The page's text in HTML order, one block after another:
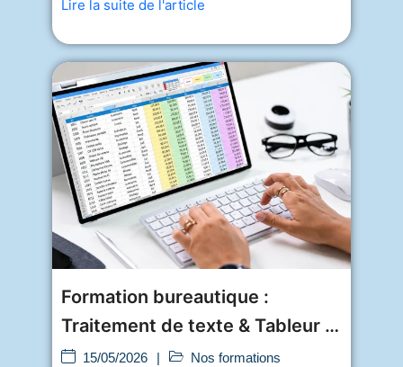
Lire la suite de l'article
Formation bureautique :
Traitement de texte & Tableur à
l’EPN de
15/05/2026 | Nos formations